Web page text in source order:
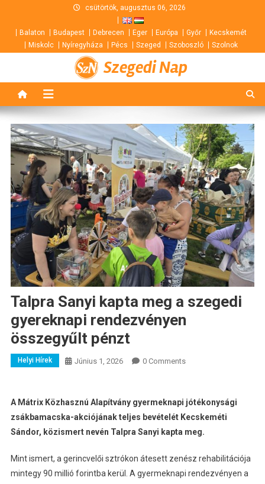
content
csütörtök, augusztus 06, 2026
Balaton Budapest Debrecen Eger Európa Győr
Kecskemét
Miskolc
Nyíregyháza Pécs Szeged Szoboszló Szolnok
Szegedi Nap
Talpra Sanyi kapta meg a szegedi
gyereknapi rendezvényen
összegyűlt pénzt
Helyi Hírek Június 1, 2026 0 Comments
A Mátrix Közhasznú Alapítvány gyermeknapi jótékonysági
zsákbamacska-akciójának teljes bevételét Kecskeméti
Sándor, közismert nevén Talpra Sanyi kapta meg.
Mint ismert, a gerincvelői sztrókon átesett zenész rehabilitációja
mintegy 90 millió forintba kerül. A gyermeknapi rendezvényen a